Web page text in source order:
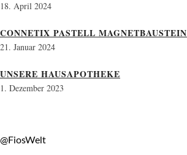
18. April 2024
CONNETIX PASTELL
21. Januar 2024
UNSERE HAUSAPOTHEKE
1. Dezember 2023
@FiosWelt